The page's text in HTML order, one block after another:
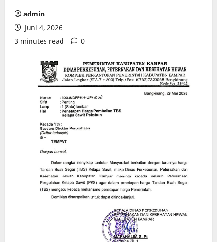
admin
Juni 4, 2026
3 minutes read
0